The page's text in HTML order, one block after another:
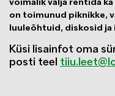
võimalik välja rentida
on toimunud piknikke,
luuleõhtuid, diskosid ja
Küsi lisainfot oma
posti teel